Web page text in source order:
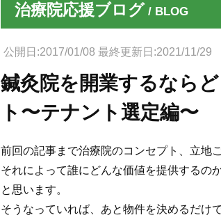
治療院応援ブログ / BLOG
公開日:2017/01/08 最終更新日:2021/11/29
鍼灸院を開業するなら
ト〜テナント選定編〜
前回の記事まで治療院のコンセプト、立地
それによって誰にどんな価値を提供するの
と思います。
そうなっていれば、あと物件を決めるだけで